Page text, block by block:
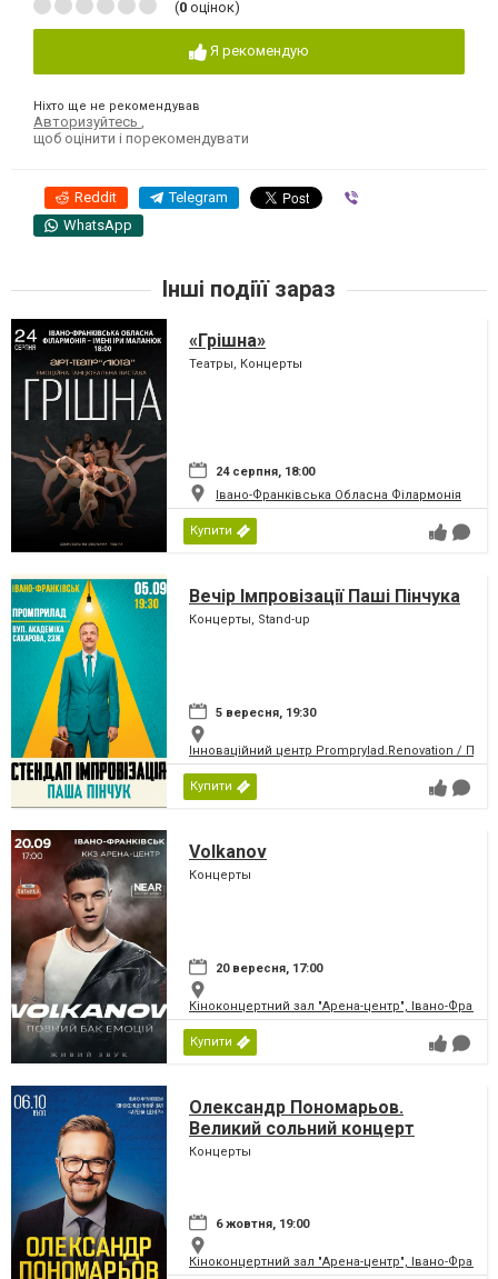
(0 оцінок)
Я рекомендую
Ніхто ще не рекомендував
Авторизуйтесь
щоб оцінити і порекомендувати
Reddit Telegram
WhatsApp
Інші подіїї зараз
«Грішна»
Театры, Концерты
24 серпня, 18:00
Івано-Франківська Обласна Філармонія
Купити
Вечір Імпровізації Паші Пінчука
Концерты, Stand-up
5 вересня, 19:30
Інноваційний центр Promprylad.Renovation /
Купити
Volkanov
Концерты
20 вересня, 17:00
Кіноконцертний зал "Арена-центр", Івано-
Купити
Олександр Пономарьов.
Великий сольний концерт
Концерты
6 жовтня, 19:00
Кіноконцертний зал "Арена-центр", Івано-